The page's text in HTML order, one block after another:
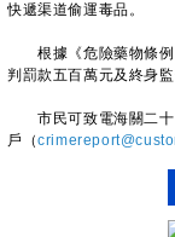
快遞渠道偷運毒品。
根據《危險藥物條例
判罰款五百萬元及終身監
市民可致電海關二十
戶（